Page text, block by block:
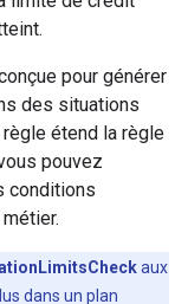
pour générer
des situations
étend la règle
pouvez
conditions
aux
dans un plan